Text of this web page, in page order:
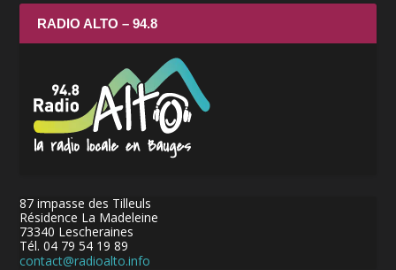
RADIO ALTO – 94.8
87 impasse des Tilleuls
Résidence La Madeleine
73340 Lescheraines
Tél. 04 79 54 19 89
contact@radioalto.info